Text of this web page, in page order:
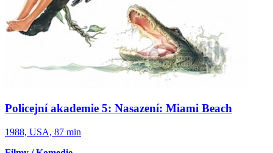
Policejní akademie 5: Nasazení: Miami Beach
1988, USA, 87 min